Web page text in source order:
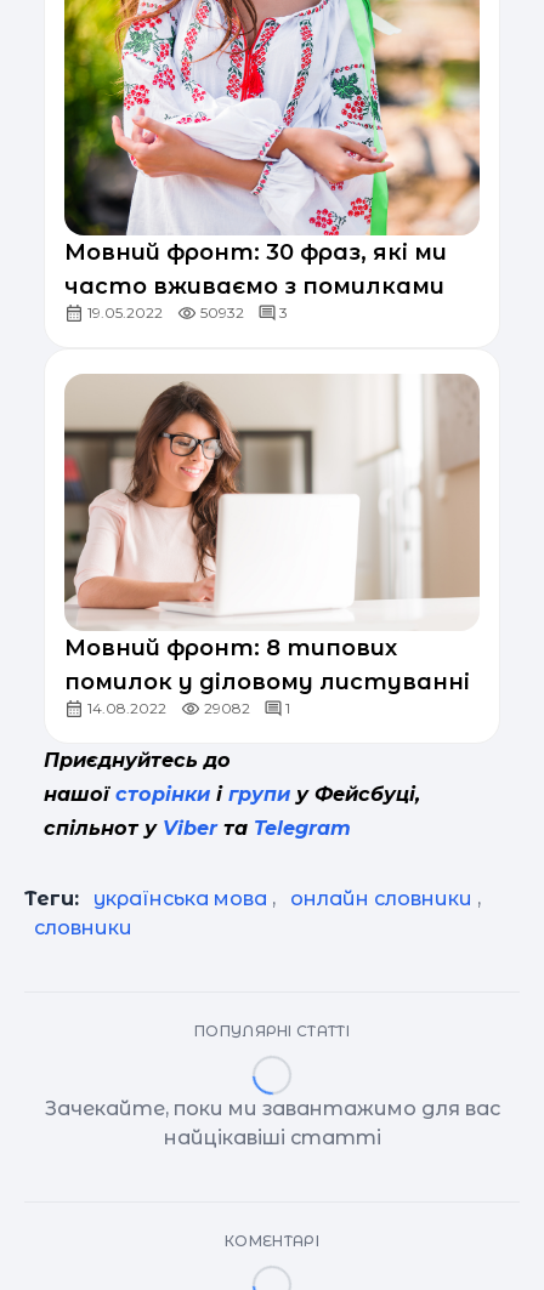
Мовний фронт: 30 фраз, які ми
часто вживаємо з помилками
19.05.2022 50932 3
Мовний фронт: 8 типових
помилок у діловому листуванні
14.08.2022 29082 1
Приєднуйтесь до
нашої сторінки і групи у Фейсбуці,
спільнот у Viberта Telegram
Теги: українська мова , онлайн словники ,
словники
ПОПУЛЯРНІ СТАТТІ
Зачекайте, поки ми завантажимо для вас
найцікавіші статті
КОМЕНТАРІ